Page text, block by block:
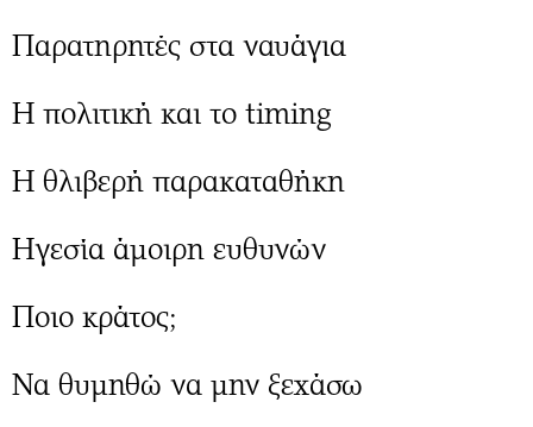
Παρατηρητές στα ναυάγια
Η πολιτική και το timing
Η θλιβερή παρακαταθήκη
Ηγεσία άμοιρη ευθυνών
Ποιο κράτος;
Να θυμηθώ να μην ξεχάσω